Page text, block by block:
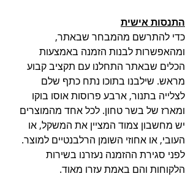
התנסות אישית
כדי להתרשם מהמבחר שבאתר,
ומהאפשרות לבנות הזמנה באמצעות
הכלים שבאתר התחלנו עם תקציב קבוע
מראש. שילבנו בתוכו נתח כתף שלם
לצלייה בתנור, ארבע פרוסות אוסו בוקו
ומארז של בשר טחון. לכל אחד מהמוצרים
יש מחשבון צמוד המציין את המשקל, או
העובי, או אחוזי השומן הרלבנטיים למוצר.
לפני סגירת ההזמנה נעזרנו בשירות
הלקוחות והם באמת עזרו מאוד.